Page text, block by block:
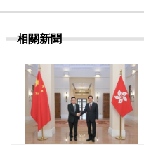
相關新聞